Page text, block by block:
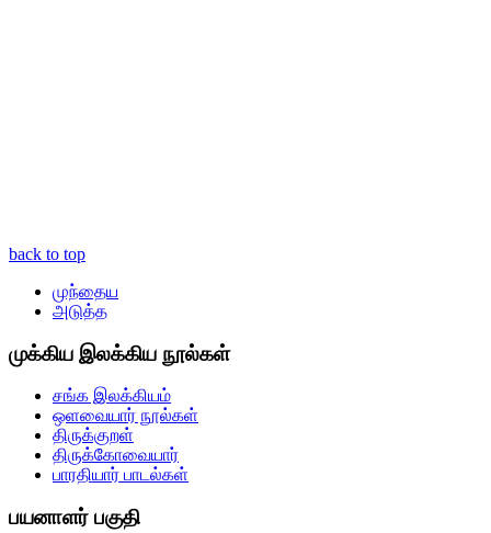
back to top
முந்தைய
அடுத்த
முக்கிய இலக்கிய நூல்கள்
சங்க இலக்கியம்
ஒளவையார் நூல்கள்
திருக்குறள்
திருக்கோவையார்
பாரதியார் பாடல்கள்
பயனாளர் பகுதி